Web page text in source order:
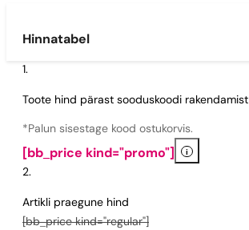
Hinnatabel
Toote hind pärast sooduskoodi rakendamist
*Palun sisestage kood ostukorvis.
[bb_price kind="promo"] i
Artikli praegune hind
[bb_price kind="regular"]